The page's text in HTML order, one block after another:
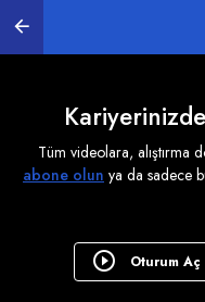
Tüm videolara, alıştırma
abone olun ya da sadece
Oturum Aç
Koşullu Biçimlendirme
06:25
Koşullu Biçimlendirme
Koşullu Biçimlendirme
Koşullu Biçimlendirme